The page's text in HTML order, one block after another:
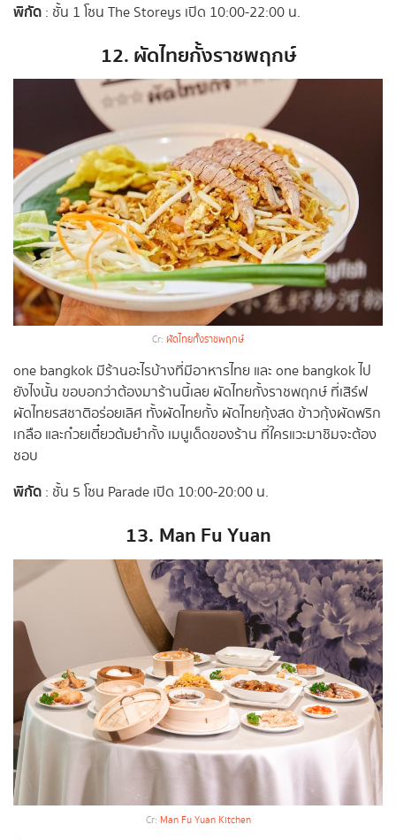
พิกัด : ชั้น 1 โซน The Storeys เปิด 10:00-22:00 น.
12. ผัดไทยกั้งราชพฤกษ์
Cr: ผัดไทยกั้งราชพฤกษ์
one bangkok มีร้านอะไรบ้างที่มีอาหารไทย และ one bangkok ไป
ยังไงนั้น ขอบอกว่าต้องมาร้านนี้เลย ผัดไทยกั้งราชพฤกษ์ ที่เสิร์ฟ
ผัดไทยรสชาติอร่อยเลิศ ทั้งผัดไทยกั้ง ผัดไทยกุ้งสด ข้าวกุ้งผัดพริก
เกลือ และก๋วยเตี๋ยวต้มยำกั้ง เมนูเด็ดของร้าน ที่ใครแวะมาชิมจะต้อง
ชอบ
พิกัด : ชั้น 5 โซน Parade เปิด 10:00-20:00 น.
13. Man Fu Yuan
Cr: Man Fu Yuan Kitchen